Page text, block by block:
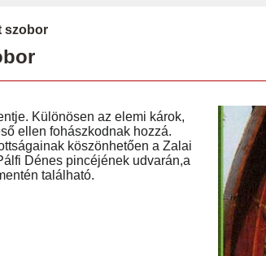
szobor
Különösen az elemi károk,
ellen fohászkodnak hozzá.
köszönhetően a Zalai
Dénes pincéjének udvarán,a
található.